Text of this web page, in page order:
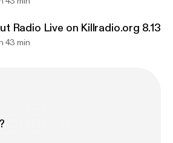
Radio Live on Killradio.org 8.13
43 min